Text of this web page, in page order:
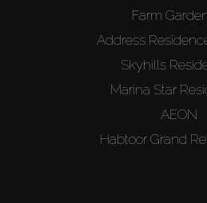
Farm
Address
Skyhills
Marina Star
AEON
Habtoor Grand